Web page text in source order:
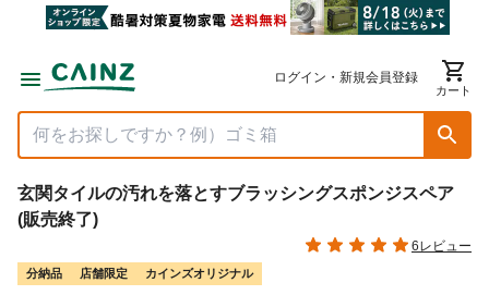
ログイン・新規会員登録
カート
玄関タイルの汚れを落とすブラッシングスポンジスペア
(販売終了)
6レビュー
分納品 店舗限定 カインズオリジナル